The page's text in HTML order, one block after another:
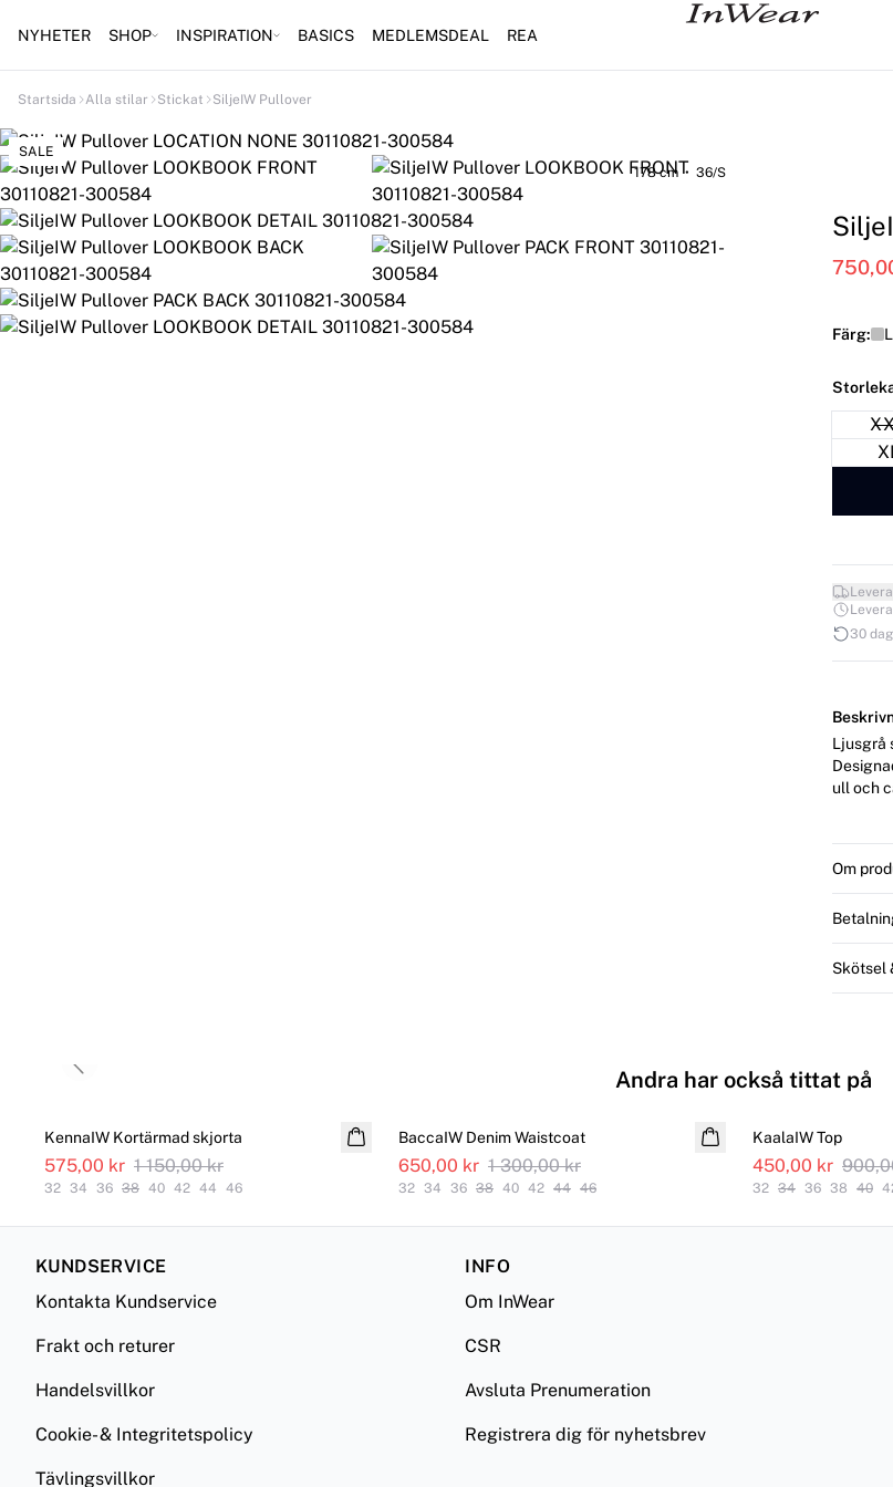
NYHETER SHOP INSPIRATION BASICS MEDLEMSDEAL REA
Startsida Alla stilar Stickat SiljeIW Pullover
178 cm • 36/S
SALE
Färg:
30
Ljusgrå
Om
Skötsel
Andra har också tittat på
KennaIW Kortärmad skjorta
575,00 kr 1 150,00 kr
32 34 36 38 40 42 44 46
BaccaIW Denim Waistcoat
650,00 kr 1 300,00 kr
32 34 36 38 40 42 44 46
SALE
KaalaIW Top
450,00 kr
32 34 36 38 40
Previous slide
KUNDSERVICE
Kontakta Kundservice
Frakt och returer
Handelsvillkor
Cookie- & Integritetspolicy
Tävlingsvillkor
INFO
Om InWear
CSR
Avsluta Prenumeration
Registrera dig för nyhetsbrev